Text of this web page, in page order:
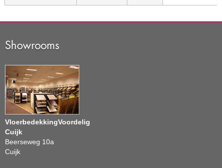
Showrooms
VloerbedekkingVoordelig
Cuijk
Beerseweg 10a
Cuijk